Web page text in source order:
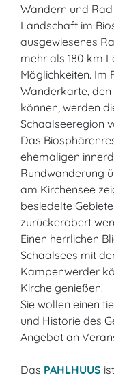
Wandern und
Landschaft im
ausgewiesenes
mehr als 180 km
Möglichkeiten. Im
Wanderkarte, den
können, werden
Schaalseeregion
Das
ehemaligen
Rundwanderung
am Kirchensee
besiedelte
zurückerobert
Einen herrlichen
Schaalsees mit
Kampenwerder
Kirche genießen.
Sie wollen einen
und Historie des
Angebot an
Das PAHLHUUS